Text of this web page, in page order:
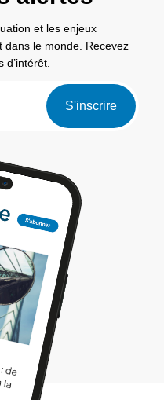
et les enjeux
dans le monde. Recevez
S'inscrire